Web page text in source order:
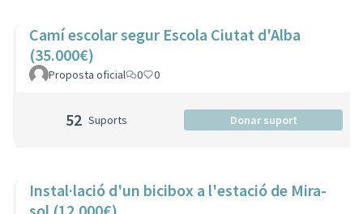
Camí escolar segur Escola Ciutat d'Alba
(35.000€)
Proposta oficial 0 0
52 Suports Donar suport
Instal·lació d'un bicibox a l'estació de Mira-